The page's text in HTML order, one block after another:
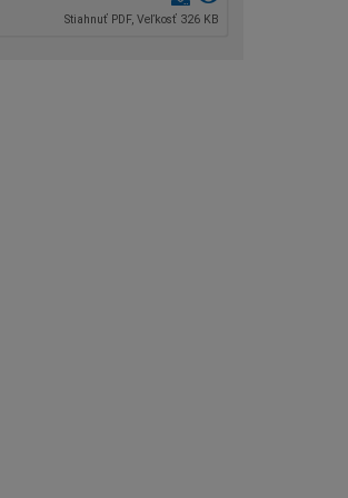
Stiahnuť PDF, Veľkosť 326 KB